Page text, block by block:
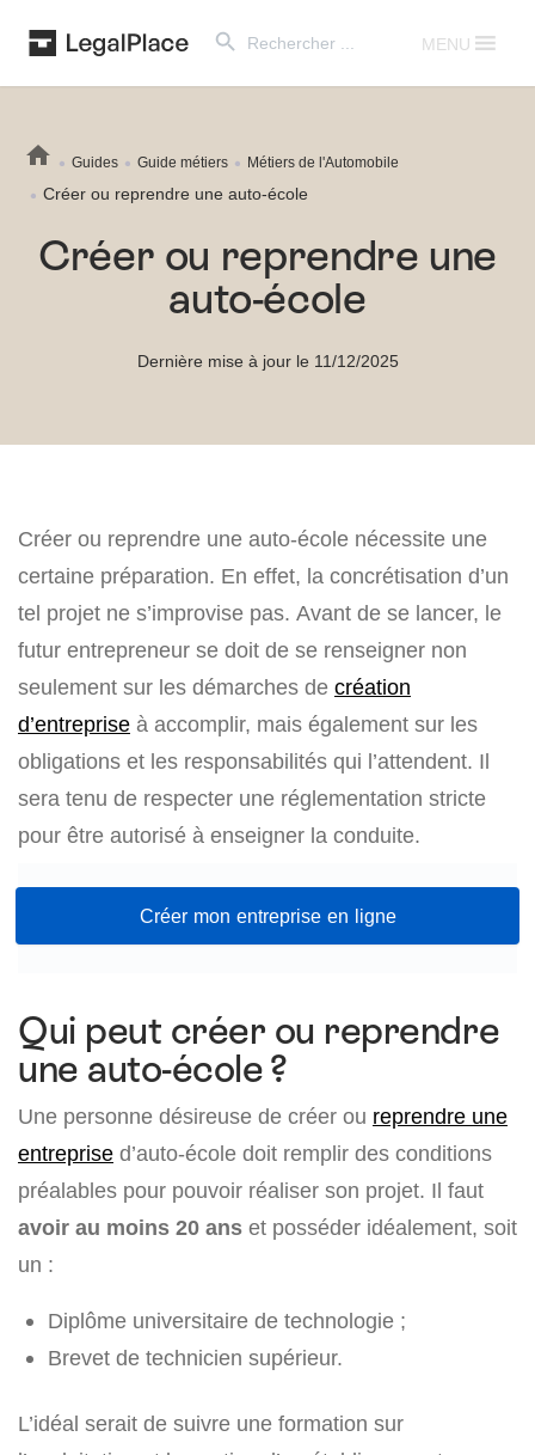
for:
MENU
Guides Guide métiers Métiers de l'Automobile
Créer ou reprendre une auto-école
Créer ou reprendre une
auto-école
Dernière mise à jour le 11/12/2025
Créer ou reprendre une auto-école nécessite une
certaine préparation. En effet, la concrétisation d’un
tel projet ne s’improvise pas. Avant de se lancer, le
futur entrepreneur se doit de se renseigner non
seulement sur les démarches de création
d’entreprise à accomplir, mais également sur les
obligations et les responsabilités qui l’attendent. Il
sera tenu de respecter une réglementation stricte
pour être autorisé à enseigner la conduite.
Créer mon entreprise en ligne
Qui peut créer ou reprendre
une auto-école ?
Une personne désireuse de créer ou reprendre une
entreprise d’auto-école doit remplir des conditions
préalables pour pouvoir réaliser son projet. Il faut
avoir au moins 20 ans et posséder idéalement, soit
un :
Diplôme universitaire de technologie ;
Brevet de technicien supérieur.
L’idéal serait de suivre une formation sur